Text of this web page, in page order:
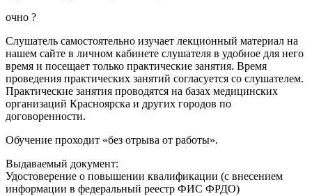
очно ?
Слушатель самостоятельно изучает лекционный материал на
нашем сайте в личном кабинете слушателя в удобное для него
время и посещает только практические занятия. Время
проведения практических занятий согласуется со слушателем.
Практические занятия проводятся на базах медицинских
организаций Красноярска и других городов по
договоренности.
Обучение проходит «без отрыва от работы».
Выдаваемый документ:
Удостоверение о повышении квалификации (с внесением
информации в федеральный реестр ФИС ФРДО)